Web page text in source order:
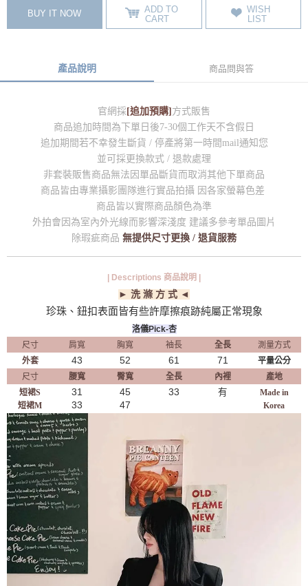
BUY IT NOW
ADD TO
CART
WISH
LIST
產品說明 商品問與答
官網採[追加預購]方式販售
商品追加時間為下單日後7-30個工作天不含假日
追加期間若不幸發生斷貨 / 停產將第一時間mail通知您
並可採更換款式 / 退款處理
非套裝販售商品無法因單品斷貨而取消其他下單商品
商品皆由專業攝影團隊進行實品拍攝 因各家螢幕色差
商品皆以實際商品顏色為準
外拍會因為室內外光線而影響深淺度 建議多參考單品圖片
除瑕疵商品 無提供尺寸更換 / 退貨服務
| Descriptions 商品說明 |
► 洗 滌 方 式 ◄
珍珠、鈕扣表面皆有些許摩擦痕跡純屬正常現象
洛儀Pick-杏
尺寸
肩寬 胸寬 袖長 全長
測量方式
外套
43 52 61 71
平量公分
尺寸
腰寬 臀寬 全長 內裡
產地
短裙S
短裙M
31
33
45
47
33 有
Made in
Korea